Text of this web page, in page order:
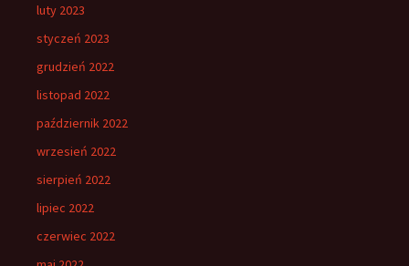
luty 2023
styczeń 2023
grudzień 2022
listopad 2022
październik 2022
wrzesień 2022
sierpień 2022
lipiec 2022
czerwiec 2022